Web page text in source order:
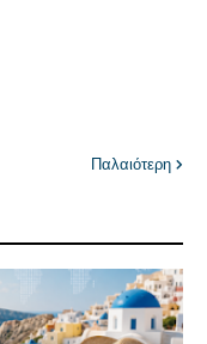
Παλαιότερη